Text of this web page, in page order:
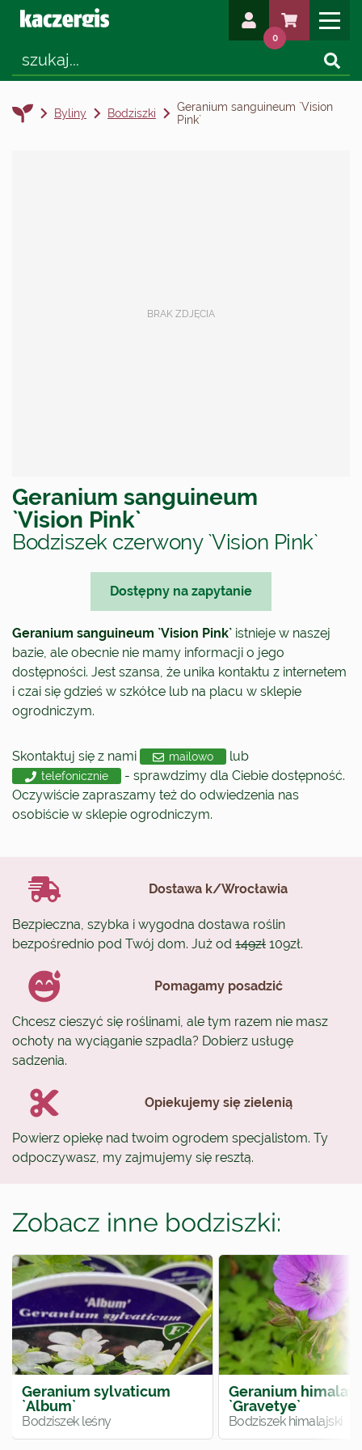
0
Byliny Bodziszki
Geranium sanguineum `Vision
Pink`
Geranium sanguineum
`Vision Pink`
Bodziszek czerwony `Vision Pink`
Dostępny na zapytanie
Geranium sanguineum `Vision Pink` istnieje w naszej
bazie, ale obecnie nie mamy informacji o jego
dostępności. Jest szansa, że unika kontaktu z internetem
i czai się gdzieś w szkółce lub na placu w sklepie
ogrodniczym.
Skontaktuj się z nami mailowo lub
telefonicznie
- sprawdzimy dla Ciebie dostępność.
Oczywiście zapraszamy też do odwiedzenia nas
osobiście w sklepie ogrodniczym.
Dostawa k/Wrocławia
Bezpieczna, szybka i wygodna dostawa roślin
bezpośrednio pod Twój dom. Już od 149zł 109zł.
Pomagamy posadzić
Chcesz cieszyć się roślinami, ale tym razem nie masz
ochoty na wyciąganie szpadla? Dobierz usługę
sadzenia.
Opiekujemy się zielenią
Powierz opiekę nad twoim ogrodem specjalistom. Ty
odpoczywasz, my zajmujemy się resztą.
Zobacz inne bodziszki:
Geranium sylvaticum
`Album`
Bodziszek leśny
Geranium
`Gravetye`
Bodziszek himalajski